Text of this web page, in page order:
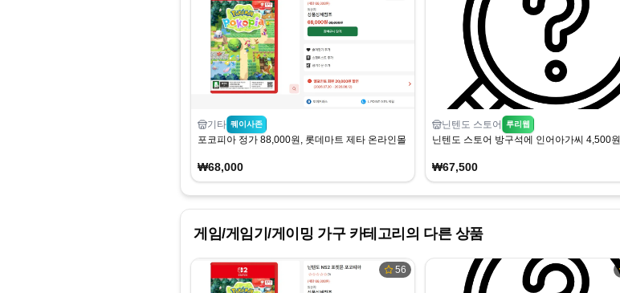
기타 퀘이사존
포코피아 정가 88,000원, 롯데마트 제타 온라인몰 68,000원
₩68,000
닌텐도 스토어 루리웹
닌텐도 스토어 방구석에 인어아가씨 4,500원
₩67,500
게임/게임기/게이밍 가구카테고리의 다른 상품
56